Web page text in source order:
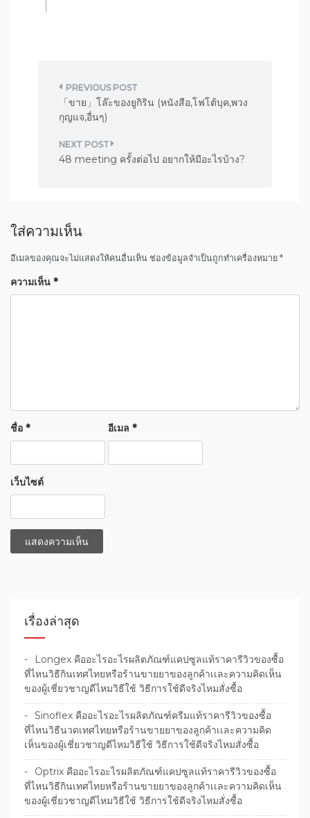
แ
น
แ
รื่
อ
「ขาย」โล๊ะของยูกิริน (หนังสือ,โฟโต้บุค,พวง
กุญแจ,อื่นๆ)
48 meeting ครั้งต่อไป อยากให้มีอะไรบ้าง?
ใส่ความเห็น
อีเมลของคุณจะไม่แสดงให้คนอื่นเห็น ช่องข้อมูลจำเป็นถูกทำเครื่องหมาย *
ความเห็น *
ชื่อ * อีเมล*
เว็บไซต์
เรื่องล่าสุด
Longex คืออะไรอะไรผลิตภัณฑ์แคปซูลแท้ราคารีวิวของซื้อ
ที่ไหนวิธีกินเทศไทยหรือร้านขายยาของลูกค้าเเละความคิดเห็น
ของผู้เชี่ยวชาญดีไหมวิธีใช้ วิธีการใช้ดีจริงไหมสั่งซื้อ
Sinoflex คืออะไรอะไรผลิตภัณฑ์ครีมแท้ราคารีวิวของซื้อ
ที่ไหนวิธีนวดเทศไทยหรือร้านขายยาของลูกค้าเเละความคิด
เห็นของผู้เชี่ยวชาญดีไหมวิธีใช้ วิธีการใช้ดีจริงไหมสั่งซื้อ
Optrix คืออะไรอะไรผลิตภัณฑ์แคปซูลแท้ราคารีวิวของซื้อ
ที่ไหนวิธีกินเทศไทยหรือร้านขายยาของลูกค้าเเละความคิดเห็น
ของผู้เชี่ยวชาญดีไหมวิธีใช้ วิธีการใช้ดีจริงไหมสั่งซื้อ